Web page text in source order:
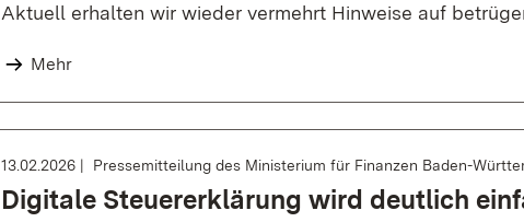
Aktuell erhalten wir wieder vermehrt Hinweise auf
Mehr
13.02.2026 Pressemitteilung des Ministerium für Finanzen Baden-
Digitale Steuererklärung wird deutlich